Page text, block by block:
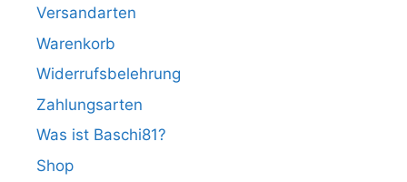
Versandarten
Warenkorb
Widerrufsbelehrung
Zahlungsarten
Was ist Baschi81?
Shop